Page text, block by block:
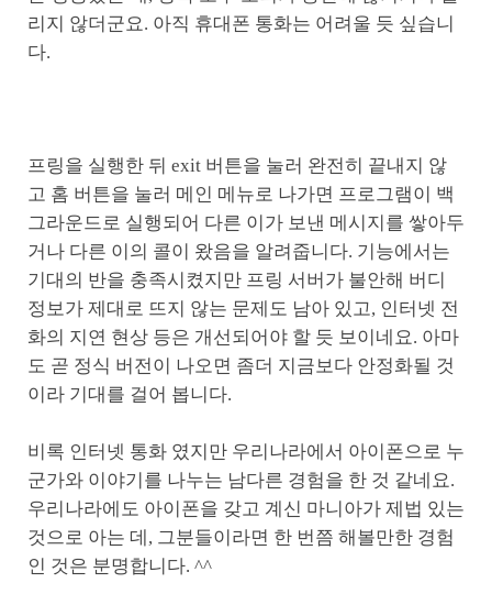
리지 않더군요. 아직 휴대폰 통화는 어려울 듯 싶습니
다.
프링을 실행한 뒤 exit 버튼을 눌러 완전히 끝내지 않
고 홈 버튼을 눌러 메인 메뉴로 나가면 프로그램이 백
그라운드로 실행되어 다른 이가 보낸 메시지를 쌓아두
거나 다른 이의 콜이 왔음을 알려줍니다. 기능에서는
기대의 반을 충족시켰지만 프링 서버가 불안해 버디
정보가 제대로 뜨지 않는 문제도 남아 있고, 인터넷 전
화의 지연 현상 등은 개선되어야 할 듯 보이네요. 아마
도 곧 정식 버전이 나오면 좀더 지금보다 안정화될 것
이라 기대를 걸어 봅니다.
비록 인터넷 통화 였지만 우리나라에서 아이폰으로 누
군가와 이야기를 나누는 남다른 경험을 한 것 같네요.
우리나라에도 아이폰을 갖고 계신 마니아가 제법 있는
것으로 아는 데, 그분들이라면 한 번쯤 해볼만한 경험
인 것은 분명합니다. ^^